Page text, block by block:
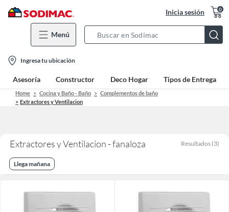
Inicia sesión 0
Menú
Bar
location-
icon
Ingresa tu ubicación
Asesoría Constructor Deco Hogar Tipos de Entrega
Home Cocina y Baño - Baño
Complementos de baño
Extractores y Ventilacion
Extractores y Ventilacion - fanaloza Resultados (3)
Llega mañana